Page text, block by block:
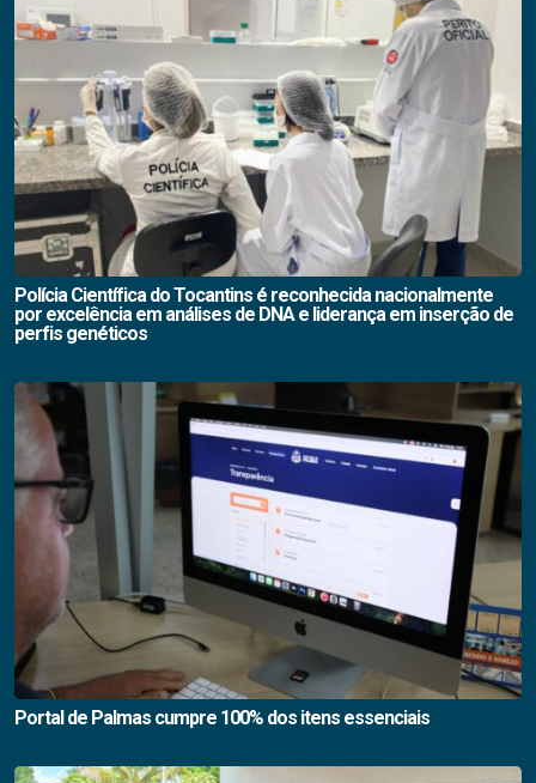
Polícia Científica do Tocantins é reconhecida nacionalmente
por excelência em análises de DNA e liderança em inserção de
perfis genéticos
Portal de Palmas cumpre 100% dos itens essenciais